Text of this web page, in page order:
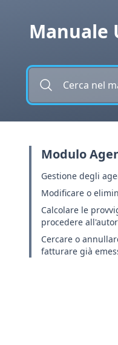
Manuale
Modulo
Gestione degli
Modificare o
Calcolare le
procedere
Cercare o
fatturare già